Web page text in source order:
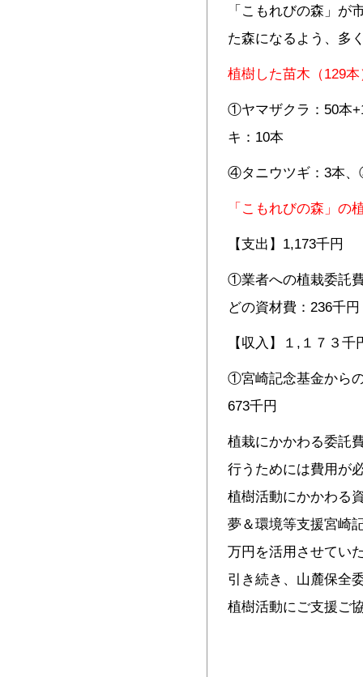
「こもれびの森」が
た森になるよう、多
植樹した苗木（129
①ヤマザクラ：50本
キ：10本
④タニウツギ：3本
「こもれびの森」の
【支出】1,173千円
①業者への植栽委託
どの資材費：236千円
【収入】１,１７３千
①宮崎記念基金から
673千円
植栽にかかわる委託
行うためには費用が
植樹活動にかかわる
夢＆環境等支援宮崎
万円を活用させてい
引き続き、山麓保全
植樹活動にご支援ご